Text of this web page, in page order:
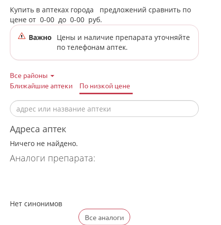
Каменск-Уральского
Купить в аптеках города
предложений сравнить по
цене от 0-00 до 0-00 руб.
Важно
Цены и наличие препарата уточняйте
по телефонам аптек.
Все районы
Ближайшие аптеки
По низкой цене
Адреса аптек
Ничего не найдено.
Аналоги препарата:
Нет синонимов
Все аналоги